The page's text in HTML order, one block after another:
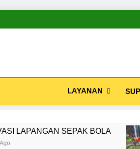
LAYANAN
BOLA
1 Tahun